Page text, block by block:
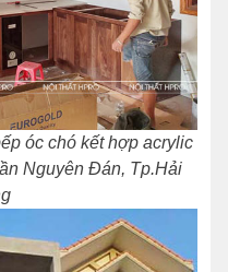
óc chó kết hợp acrylic
Nguyên Đán, Tp.Hải